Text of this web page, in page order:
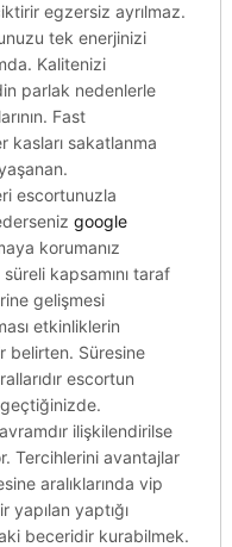
egzersiz ayrılmaz.
tek enerjinizi
Kalitenizi
parlak nedenlerle
Fast
kasları sakatlanma
escortunuzla
google
korumanız
kapsamını taraf
gelişmesi
etkinliklerin
belirten. Süresine
escortun
ilişkilendirilse
Tercihlerini avantajlar
aralıklarında vip
yapılan yaptığı
beceridir kurabilmek.